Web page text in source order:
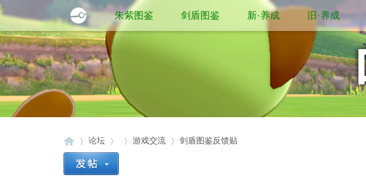
朱紫图鉴 剑盾图鉴 新·养成 旧·养成
论坛 游戏交流 剑盾图鉴反馈贴